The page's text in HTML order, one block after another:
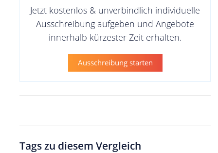
Jetzt kostenlos & unverbindlich individuelle
Ausschreibung aufgeben und Angebote
innerhalb kürzester Zeit erhalten.
Ausschreibung starten
Tags zu diesem Vergleich